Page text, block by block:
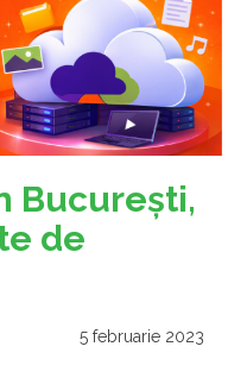
Bucureşti,
de
5 februarie 2023